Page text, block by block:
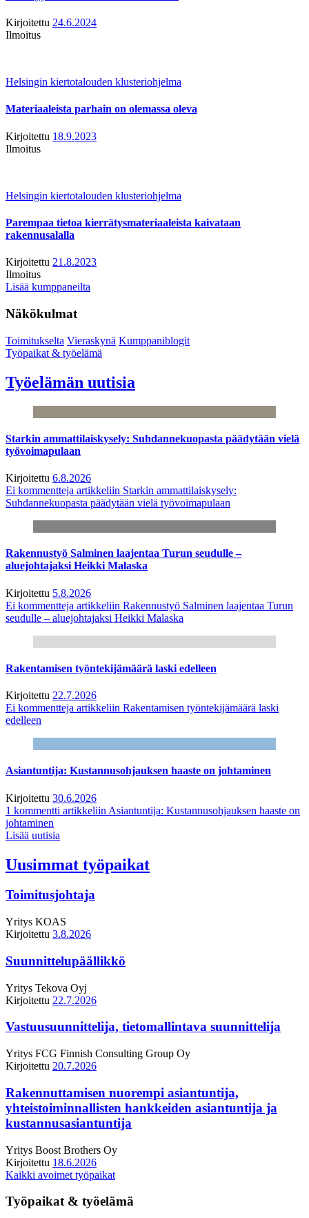
Kirjoitettu 24.6.2024
Ilmoitus
Helsingin kiertotalouden klusteriohjelma
Materiaaleista parhain on olemassa oleva
Kirjoitettu 18.9.2023
Ilmoitus
Helsingin kiertotalouden klusteriohjelma
Parempaa tietoa kierrätysmateriaaleista kaivataan
rakennusalalla
Kirjoitettu 21.8.2023
Ilmoitus
Lisää kumppaneilta
Näkökulmat
Toimitukselta Vieraskynä Kumppaniblogit
Työpaikat & työelämä
Työelämän uutisia
Starkin ammattilaiskysely: Suhdannekuopasta päädytään vielä
työvoimapulaan
Kirjoitettu 6.8.2026
Ei kommentteja artikkeliin Starkin ammattilaiskysely:
Suhdannekuopasta päädytään vielä työvoimapulaan
Rakennustyö Salminen laajentaa Turun seudulle –
aluejohtajaksi Heikki Malaska
Kirjoitettu 5.8.2026
Ei kommentteja artikkeliin Rakennustyö Salminen laajentaa Turun
seudulle – aluejohtajaksi Heikki Malaska
Rakentamisen työntekijämäärä laski edelleen
Kirjoitettu 22.7.2026
Ei kommentteja artikkeliin Rakentamisen työntekijämäärä laski
edelleen
Asiantuntija: Kustannusohjauksen haaste on johtaminen
Kirjoitettu 30.6.2026
1 kommentti artikkeliin Asiantuntija: Kustannusohjauksen haaste on
johtaminen
Lisää uutisia
Uusimmat työpaikat
Toimitusjohtaja
Yritys KOAS
Kirjoitettu 3.8.2026
Suunnittelupäällikkö
Yritys Tekova Oyj
Kirjoitettu 22.7.2026
Vastuusuunnittelija, tietomallintava suunnittelija
Yritys FCG Finnish Consulting Group Oy
Kirjoitettu 20.7.2026
Rakennuttamisen nuorempi asiantuntija,
yhteistoiminnallisten hankkeiden asiantuntija ja
kustannusasiantuntija
Yritys Boost Brothers Oy
Kirjoitettu 18.6.2026
Kaikki avoimet työpaikat
Työpaikat & työelämä